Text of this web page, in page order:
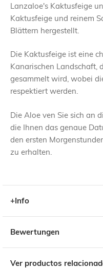
Lanzaloe's Kaktusfeige
Kaktusfeige und reinem
Blättern hergestellt.
Die Kaktusfeige ist eine
Kanarischen Landschaft,
gesammelt wird, wobei
respektiert werden.
Die Aloe ven Sie sich an
die Ihnen das genaue
den ersten
zu erhalten.
+Info
Bewertungen
Ver productos